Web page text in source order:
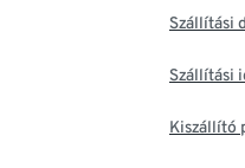
Szállítási
Szállítási
Kiszállító